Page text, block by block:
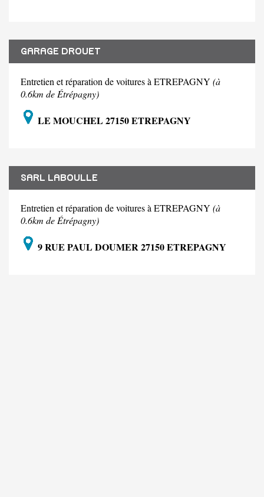
GARAGE DROUET
Entretien et réparation de voitures à ETREPAGNY (à
0.6km de Étrépagny)
LE MOUCHEL 27150 ETREPAGNY
SARL LABOULLE
Entretien et réparation de voitures à ETREPAGNY (à
0.6km de Étrépagny)
9 RUE PAUL DOUMER 27150 ETREPAGNY